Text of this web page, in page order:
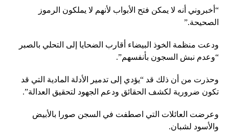
“أخبروني أنه لا يمكن فتح الأبواب لأنهم لا يملكون الرموز
الصحيحة.”
ودعت منظمة الخوذ البيضاء أقارب الضحايا إلى التحلي بالصبر
“وعدم نبش السجون بأنفسهم”.
وحذرت من أن ذلك قد “يؤدي إلى تدمير الأدلة المادية التي قد
تكون ضرورية لكشف الحقائق ودعم الجهود لتحقيق العدالة”.
وعرضت العائلات التي اصطفت في السجن صورا بالأبيض
والأسود لشبان.